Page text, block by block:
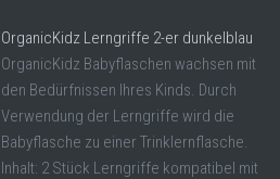
OrganicKidz Lerngriffe 2-er dunkelblau
OrganicKidz Babyflaschen wachsen mit
den Bedürfnissen Ihres Kinds. Durch
Verwendung der Lerngriffe wird die
Babyflasche zu einer Trinklernflasche.
Inhalt: 2 Stück Lerngriffe kompatibel mit